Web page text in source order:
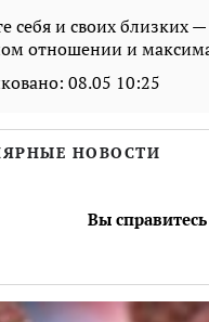
себя и своих близких
отношении и
08.05 10:25
НОВОСТИ
справитесь и без